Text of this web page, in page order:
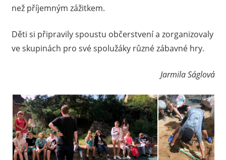
než příjemným zážitkem.
Děti si připravily spoustu občerstvení a zorganizovaly
ve skupinách pro své spolužáky různé zábavné hry.
Jarmila Ságlová